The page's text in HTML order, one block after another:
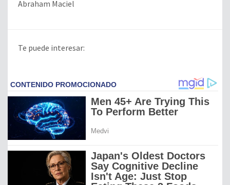
Abraham Maciel
Te puede interesar: